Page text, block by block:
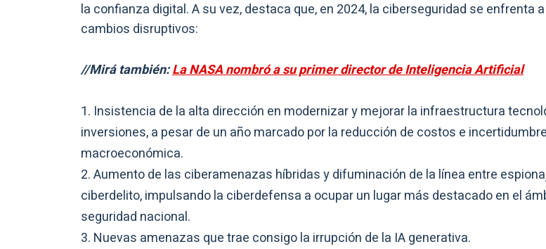
la confianza digital. A su vez, destaca que, en 2024, la ciberseguridad se enfrenta
cambios disruptivos:
//Mirá también:La NASA nombró a su primer director de Inteligencia Artificial
Insistencia de la alta dirección en modernizar y mejorar la infraestructura
inversiones, a pesar de un año marcado por la reducción de costos e incertidumbre
macroeconómica.
Aumento de las ciberamenazas híbridas y difuminación de la línea entre
ciberdelito, impulsando la ciberdefensa a ocupar un lugar más destacado en el
seguridad nacional.
Nuevas amenazas que trae consigo la irrupción de la IA generativa.